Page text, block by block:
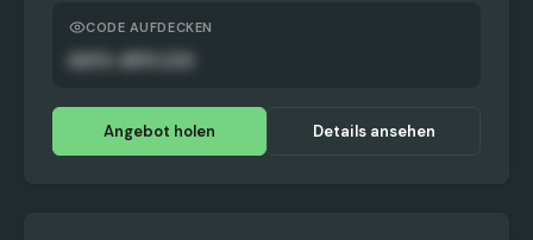
CODE AUFDECKEN
Angebot holen Details ansehen